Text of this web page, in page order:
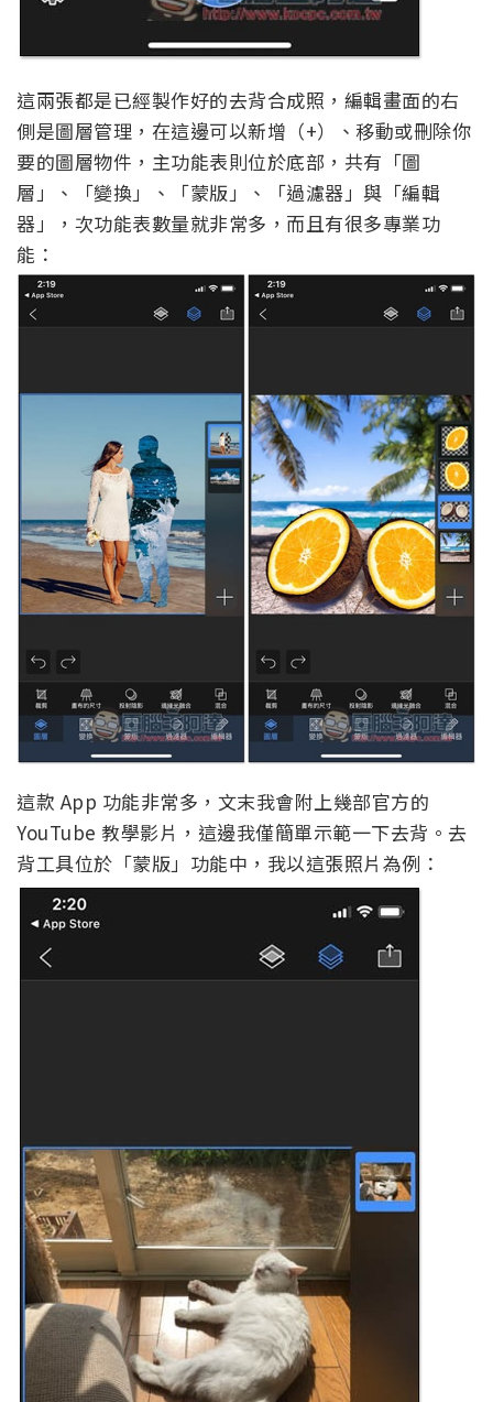
這兩張都是已經製作好的去背合成照，編輯畫面的右
側是圖層管理，在這邊可以新增（+）、移動或刪除你
要的圖層物件，主功能表則位於底部，共有「圖
層」、「變換」、「蒙版」、「過濾器」與「編輯
器」，次功能表數量就非常多，而且有很多專業功
能：
這款 App 功能非常多，文末我會附上幾部官方的
YouTube 教學影片，這邊我僅簡單示範一下去背。去
背工具位於「蒙版」功能中，我以這張照片為例：